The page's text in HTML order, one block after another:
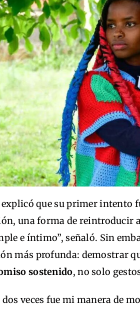
que su primer intento
una forma de reintroducir
e íntimo”, señaló. Sin
más profunda: demostrar
sostenido, no solo
dos veces fue mi manera de